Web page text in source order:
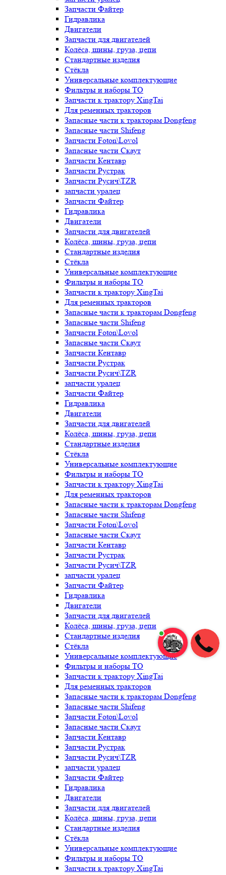
Запчасти Файтер
Гидравлика
Двигатели
Запчасти для двигателей
Колёса, шины, груза, цепи
Стандартные изделия
Стёкла
Универсальные комплектующие
Фильтры и наборы ТО
Запчасти к трактору XingTai
Для ременных тракторов
Запасные части к тракторам Dongfeng
Запасные части Shifeng
Запчасти Foton\Lovol
Запасные части Скаут
Запчасти Кентавр
Запчасти Рустрак
Запчасти Русич\TZR
запчасти уралец
Запчасти Файтер
Гидравлика
Двигатели
Запчасти для двигателей
Колёса, шины, груза, цепи
Стандартные изделия
Стёкла
Универсальные комплектующие
Фильтры и наборы ТО
Запчасти к трактору XingTai
Для ременных тракторов
Запасные части к тракторам Dongfeng
Запасные части Shifeng
Запчасти Foton\Lovol
Запасные части Скаут
Запчасти Кентавр
Запчасти Рустрак
Запчасти Русич\TZR
запчасти уралец
Запчасти Файтер
Гидравлика
Двигатели
Запчасти для двигателей
Колёса, шины, груза, цепи
Стандартные изделия
Стёкла
Универсальные комплектующие
Фильтры и наборы ТО
Запчасти к трактору XingTai
Для ременных тракторов
Запасные части к тракторам Dongfeng
Запасные части Shifeng
Запчасти Foton\Lovol
Запасные части Скаут
Запчасти Кентавр
Запчасти Рустрак
Запчасти Русич\TZR
запчасти уралец
Запчасти Файтер
Гидравлика
Двигатели
Запчасти для двигателей
Колёса, шины, груза, цепи
Стандартные изделия
Стёкла
Универсальные комплектующие
Фильтры и наборы ТО
Запчасти к трактору XingTai
Для ременных тракторов
Запасные части к тракторам Dongfeng
Запасные части Shifeng
Запчасти Foton\Lovol
Запасные части Скаут
Запчасти Кентавр
Запчасти Рустрак
Запчасти Русич\TZR
запчасти уралец
Запчасти Файтер
Гидравлика
Двигатели
Запчасти для двигателей
Колёса, шины, груза, цепи
Стандартные изделия
Стёкла
Универсальные комплектующие
Фильтры и наборы ТО
Запчасти к трактору XingTai